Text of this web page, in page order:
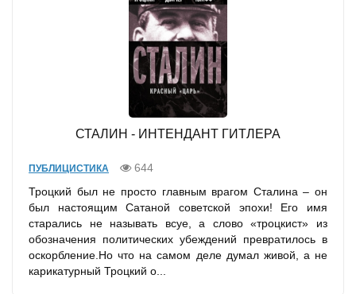
СТАЛИН - ИНТЕНДАНТ ГИТЛЕРА
ПУБЛИЦИСТИКА
644
Троцкий был не просто главным врагом Сталина – он
был настоящим Сатаной советской эпохи! Его имя
старались не называть всуе, а слово «троцкист» из
обозначения политических убеждений превратилось в
оскорбление.Но что на самом деле думал живой, а не
карикатурный Троцкий о...